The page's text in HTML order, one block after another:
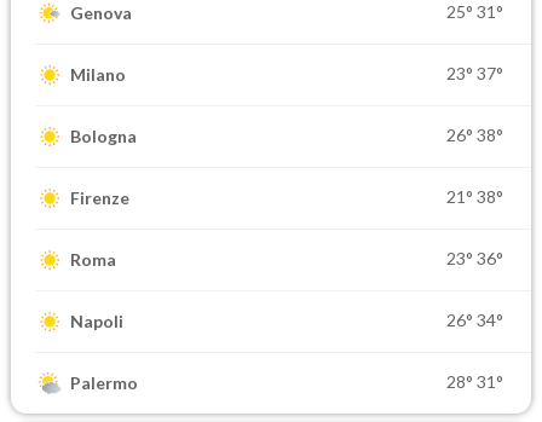
Genova 25° 31°
Milano 23° 37°
Bologna 26° 38°
Firenze 21° 38°
Roma 23° 36°
Napoli 26° 34°
Palermo 28° 31°